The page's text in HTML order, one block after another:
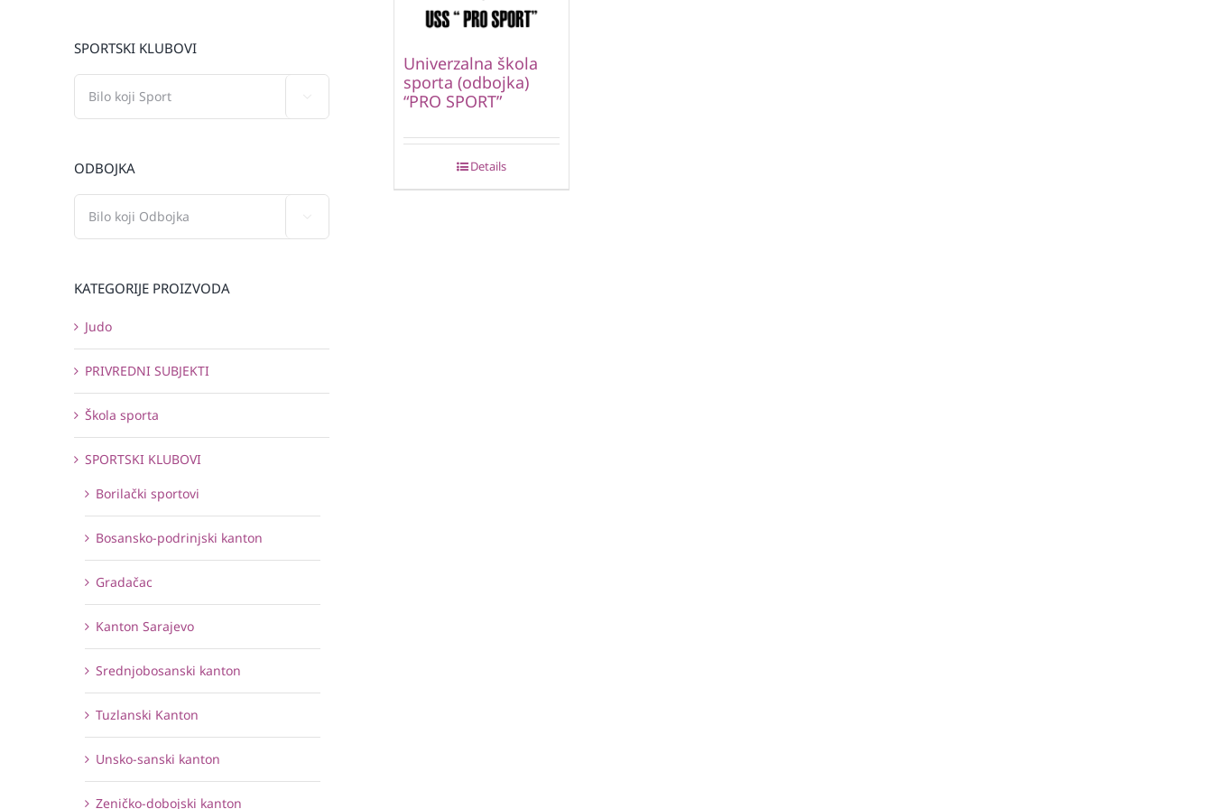
Univerzalna škola
sporta (odbojka)
“PRO SPORT”
Details
SPORTSKI KLUBOVI
ODBOJKA
KATEGORIJE PROIZVODA
Judo
PRIVREDNI SUBJEKTI
Škola sporta
SPORTSKI KLUBOVI
Borilački sportovi
Bosansko-podrinjski kanton
Gradačac
Kanton Sarajevo
Srednjobosanski kanton
Tuzlanski Kanton
Unsko-sanski kanton
Zeničko-dobojski kanton